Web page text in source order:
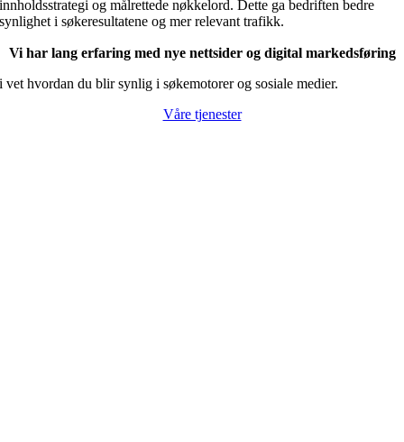
innholdsstrategi og målrettede nøkkelord. Dette ga bedriften bedre
synlighet i søkeresultatene og mer relevant trafikk.
Vi har lang erfaring med nye nettsider og digital markedsføring
vet hvordan du blir synlig i søkemotorer og sosiale medier.
Våre tjenester